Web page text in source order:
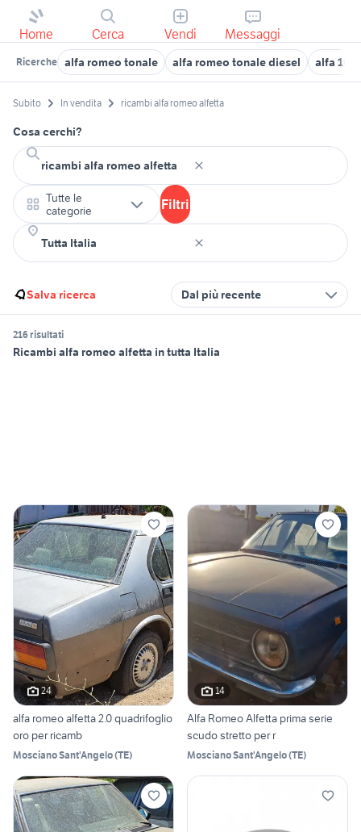
Home Cerca Vendi Messaggi
Ricerche alfa romeo tonale alfa romeo tonale diesel alfa 164
Subito In vendita ricambi alfa romeo alfetta
Cosa cerchi?
Tutte le
categorie
Filtri
Salva ricerca Dal più recente
216 risultati
Ricambi alfa romeo alfetta in tutta Italia
24
alfa romeo alfetta 2.0 quadrifoglio
oro per ricamb
Mosciano Sant'Angelo(TE)
14
Alfa Romeo Alfetta prima serie
scudo stretto per r
Mosciano Sant'Angelo(TE)